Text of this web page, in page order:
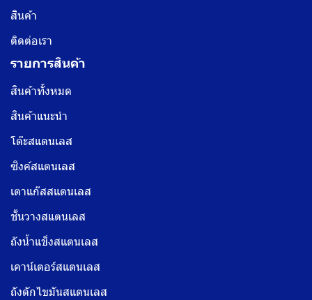
สินค้า
ติดต่อเรา
รายการสินค้า
สินค้าทั้งหมด
สินค้าแนะนำ
โต๊ะสแตนเลส
ซิงค์สแตนเลส
เตาแก๊สสแตนเลส
ชั้นวางสแตนเลส
ถังน้ำแข็งสแตนเลส
เคาน์เตอร์สแตนเลส
ถังดักไขมันสแตนเลส